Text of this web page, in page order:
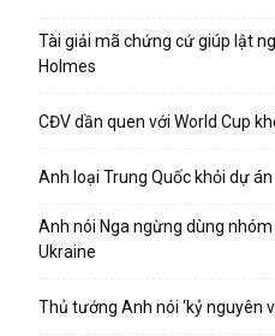
Tài giải mã chứng cứ giúp lật
Holmes
CĐV dần quen với World Cup
Anh loại Trung Quốc khỏi dự
Anh nói Nga ngừng dùng
Ukraine
Thủ tướng Anh nói ‘kỷ nguyên